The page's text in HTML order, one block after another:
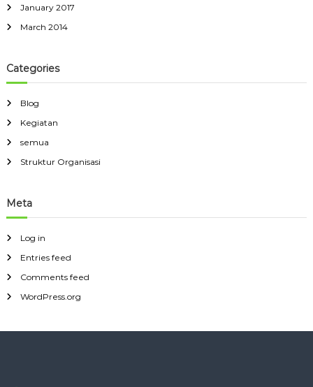
January 2017
March 2014
Categories
Blog
Kegiatan
semua
Struktur Organisasi
Meta
Log in
Entries feed
Comments feed
WordPress.org